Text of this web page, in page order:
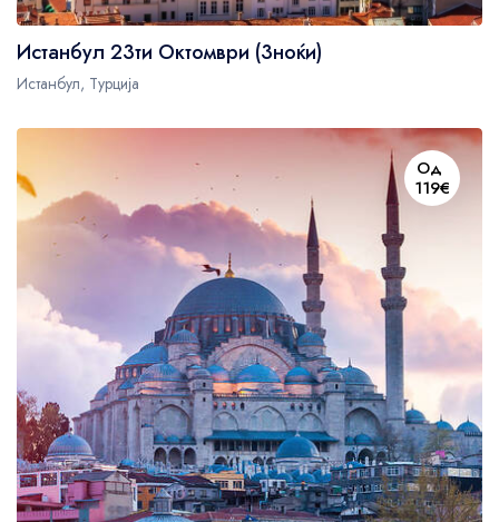
Истанбул 23ти Октомври (3ноќи)
Истанбул, Турција
Од
119€
US$72